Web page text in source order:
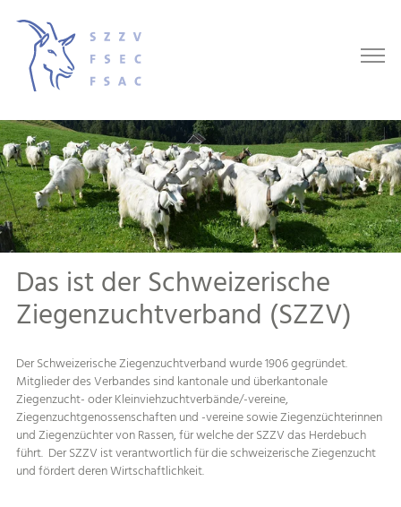
Das ist der Schweizerische
Ziegenzuchtverband (SZZV)
Der Schweizerische Ziegenzuchtverband wurde 1906 gegründet.
Mitglieder des Verbandes sind kantonale und überkantonale
Ziegenzucht- oder Kleinviehzuchtverbände/-vereine,
Ziegenzuchtgenossenschaften und -vereine sowie Ziegenzüchterinnen
und Ziegenzüchter von Rassen, für welche der SZZV das Herdebuch
führt. Der SZZV ist verantwortlich für die schweizerische Ziegenzucht
und fördert deren Wirtschaftlichkeit.